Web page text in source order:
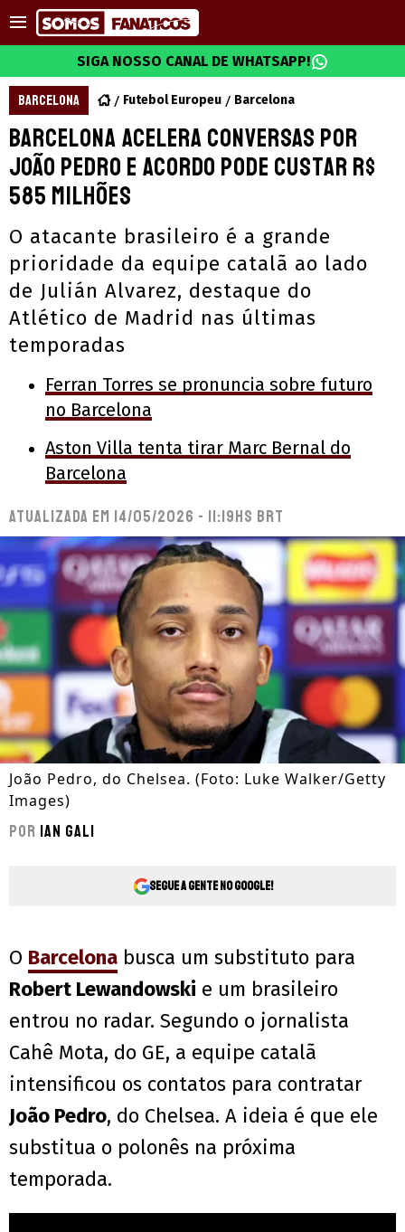
SIGA NOSSO CANAL DE WHATSAPP!
BARCELONA Futebol Europeu Barcelona
Barcelona acelera conversas por
João Pedro e acordo pode custar R$
585 milhões
O atacante brasileiro é a grande
prioridade da equipe catalã ao lado
de Julián Alvarez, destaque do
Atlético de Madrid nas últimas
temporadas
Ferran Torres se pronuncia sobre futuro
no Barcelona
Aston Villa tenta tirar Marc Bernal do
Barcelona
Atualizada em 14/05/2026 - 11:19hs BRT
João Pedro, do Chelsea. (Foto: Luke Walker/Getty
Images)
Por Ian Gali
Segue a gente no Google!
O Barcelona busca um substituto para
Robert Lewandowski e um brasileiro
entrou no radar. Segundo o jornalista
Cahê Mota, do GE, a equipe catalã
intensificou os contatos para contratar
João Pedro, do Chelsea. A ideia é que ele
substitua o polonês na próxima
temporada.